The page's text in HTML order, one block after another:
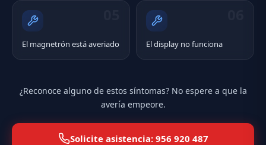
El magnetrón está averiado El display no funciona
¿Reconoce alguno de estos síntomas? No espere a que la
avería empeore.
Solicite asistencia: 956 920 487